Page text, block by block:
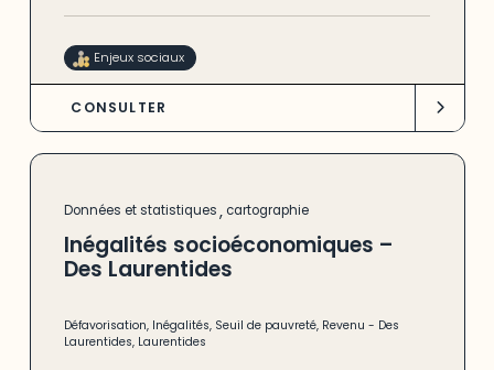
Enjeux sociaux
CONSULTER
Données et statistiques, cartographie
Inégalités socioéconomiques –
Des Laurentides
Défavorisation, Inégalités, Seuil de pauvreté, Revenu - Des
Laurentides, Laurentides